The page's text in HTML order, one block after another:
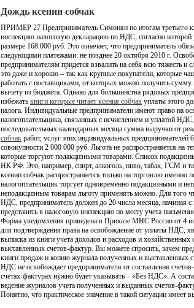
Дождь ксении собчак
ПРИМЕР 27 Предприниматель Симонян по итогам третьего
инспекцию налоговую декларацию по НДС, согласно
размере 168 000 руб. Это означает, что предприниматель
следующими платежами: не позднее 20 октября 2010 г.
предпринимателям придется взвалить на себя всю тяжесть
это даже и хорошо – так как крупные покупатели, которые
работать с поставщиками, от которых можно получить
вычету из бюджета. Однако для большинства рядовых
избежать книги которые читает ксения собчак уплаты этого
налога. Индивидуальные предприниматели имеют право на
налогоплательщика, связанных с исчислением и уплатой
последовательных календарных месяца сумма выручки от
собчак работ, услуг этих индивидуальных предпринимателей
совокупности 2 000 000 руб. Льгота не распространяется на
которые торгуют подакцизными товарами. Список
НК РФ. Это, например, спирт, алкоголь, пиво, табак, ГСМ и
ксении собчак распространяется только на торговлю именно
налогоплательщик торгует одновременно подакцизными и
неподакцизным товарам льготу применять можно. Для того
НДС, предприниматель должен до 20 числа месяца, начиная
представить в налоговую инспекцию по месту учета
Форма уведомления приведена в Приказе МНС России от 4
для подтверждения права на освобождение от уплаты НДС,
выписка из книги учета доходов и расходов и
выставленных счетов-фактур. Вы можете спросить, зачем
книги продаж и копию журнала полученных и выставленных
НДС не освобождает предпринимателя от составления
счетах-фактурах нужно будет указывать – «Без НДС». А
ведение журналов учета полученных и выданных счетов-
Понятно, что практическое значение в такой ситуации имеет